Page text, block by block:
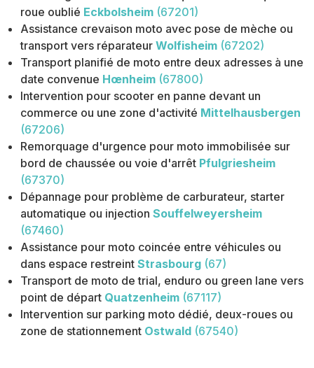
roue oublié Eckbolsheim (67201)
Assistance crevaison moto avec pose de mèche ou
transport vers réparateur Wolfisheim (67202)
Transport planifié de moto entre deux adresses à une
date convenue Hœnheim (67800)
Intervention pour scooter en panne devant un
commerce ou une zone d'activité Mittelhausbergen
(67206)
Remorquage d'urgence pour moto immobilisée sur
bord de chaussée ou voie d'arrêt Pfulgriesheim
(67370)
Dépannage pour problème de carburateur, starter
automatique ou injection Souffelweyersheim
(67460)
Assistance pour moto coincée entre véhicules ou
dans espace restreint Strasbourg (67)
Transport de moto de trial, enduro ou green lane vers
point de départ Quatzenheim (67117)
Intervention sur parking moto dédié, deux-roues ou
zone de stationnement Ostwald (67540)